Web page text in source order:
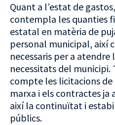
Quant a l’estat de
contempla les quanties
estatal en matèria de
personal municipal, així
necessaris per a atendre
necessitats del municipi.
compte les licitacions
marxa i els contractes
així la continuïtat i
públics.